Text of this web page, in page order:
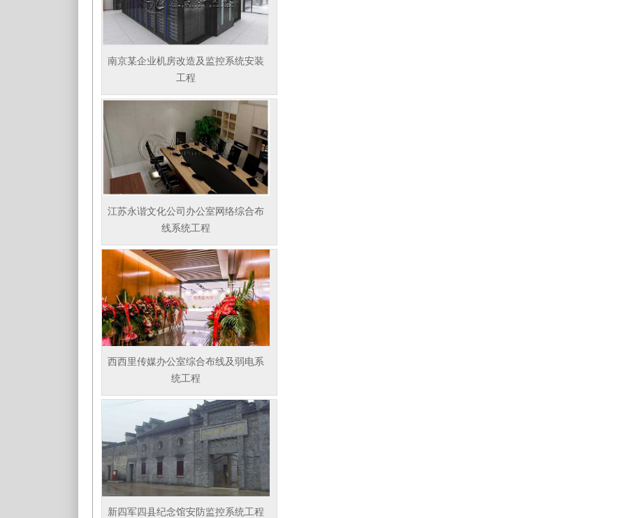
南京某企业机房改造及监控系统安装
工程
江苏永谐文化公司办公室网络综合布
线系统工程
西西里传媒办公室综合布线及弱电系
统工程
新四军四县纪念馆安防监控系统工程